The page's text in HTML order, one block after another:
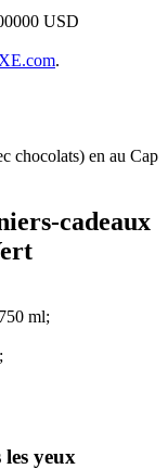
USD
.
chocolats) en au Cap
cadeaux
ml;
yeux